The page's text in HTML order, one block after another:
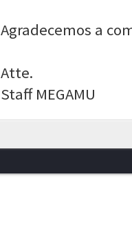
Agradecemos a
Atte.
Staff MEGAMU